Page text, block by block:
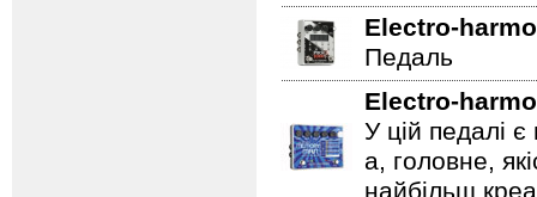
Electro-
Педаль
Electro-
У цій педалі
а, головне,